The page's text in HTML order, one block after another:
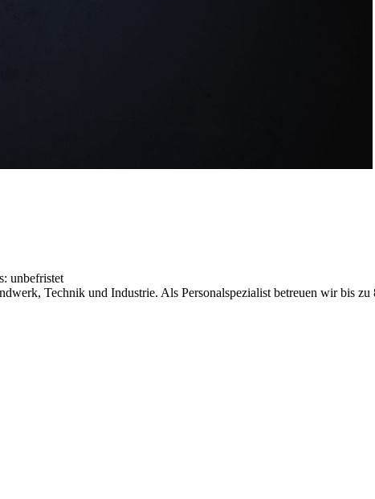
unbefristet
Technik und Industrie. Als Personalspezialist betreuen wir bis